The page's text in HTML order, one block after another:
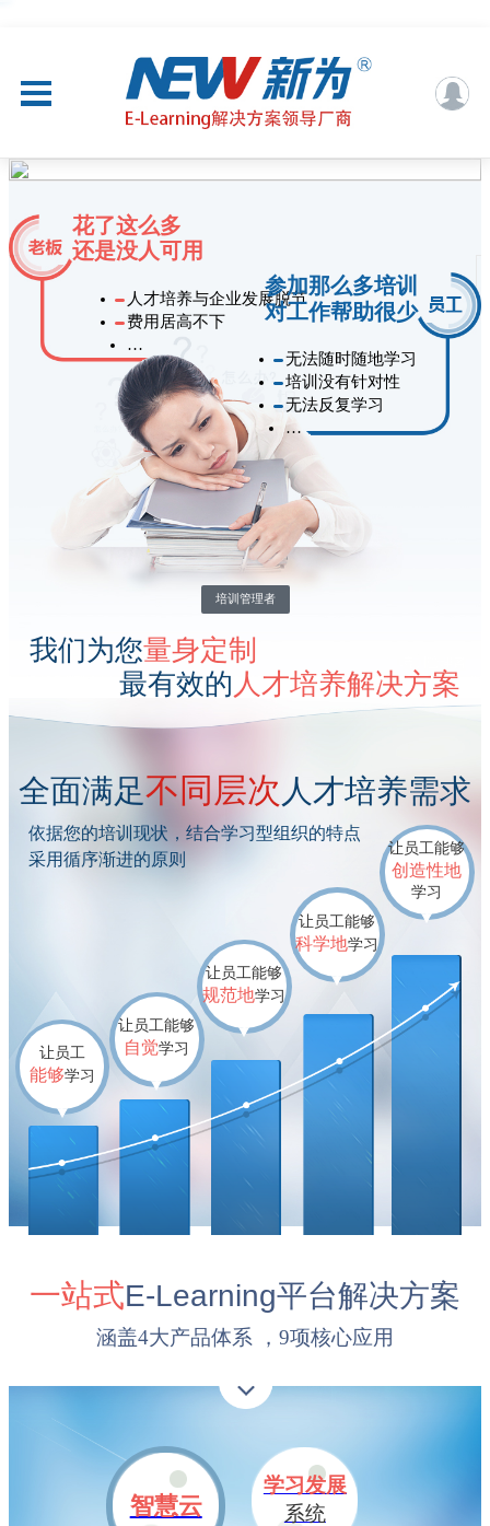
花了这么多
还是没人可用
人才培养与企业发展脱节
费用居高不下
…
参加那么多培训
对工作帮助很少
无法随时随地学习
培训没有针对性
无法反复学习
…
培训管理者
我们为您量身定制
最有效的 人才培养解决方案
全面满足不同层次 人才培养需求
依据您的培训现状，结合学习型组织的特点
采用循序渐进的原则
让员工
能够学习
让员工能够
自觉学习
让员工能够
规范地学习
让员工能够
科学地学习
让员工能够
创造性地
学习
一站式E-Learning平台解决方案
涵盖4大产品体系 ，9项核心应用
智慧云
学习发展
系统